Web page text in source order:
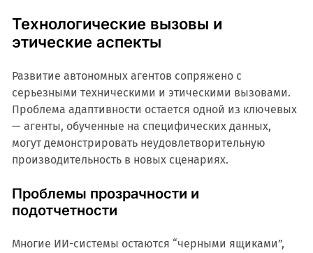
Технологические вызовы и
этические аспекты
Развитие автономных агентов сопряжено с
серьезными техническими и этическими вызовами.
Проблема адаптивности остается одной из ключевых
— агенты, обученные на специфических данных,
могут демонстрировать неудовлетворительную
производительность в новых сценариях.
Проблемы прозрачности и
подотчетности
Многие ИИ-системы остаются “черными ящиками”,